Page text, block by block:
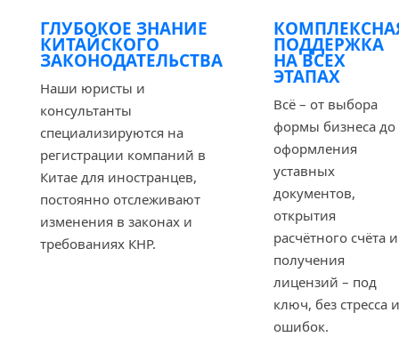
ГЛУБОКОЕ ЗНАНИЕ
КИТАЙСКОГО
ЗАКОНОДАТЕЛЬСТВА
Наши юристы и
консультанты
специализируются на
регистрации компаний в
Китае для иностранцев,
постоянно отслеживают
изменения в законах и
требованиях КНР.
ПОДДЕРЖКА
НА ВСЕХ
ЭТАПАХ
Всё – от выбора
формы бизнеса до
оформления
уставных
документов,
открытия
расчётного счёта и
получения
лицензий – под
ключ, без стресса и
ошибок.